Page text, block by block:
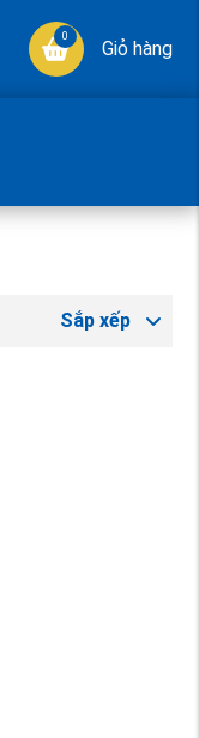
0
Giỏ hàng
Sắp xếp